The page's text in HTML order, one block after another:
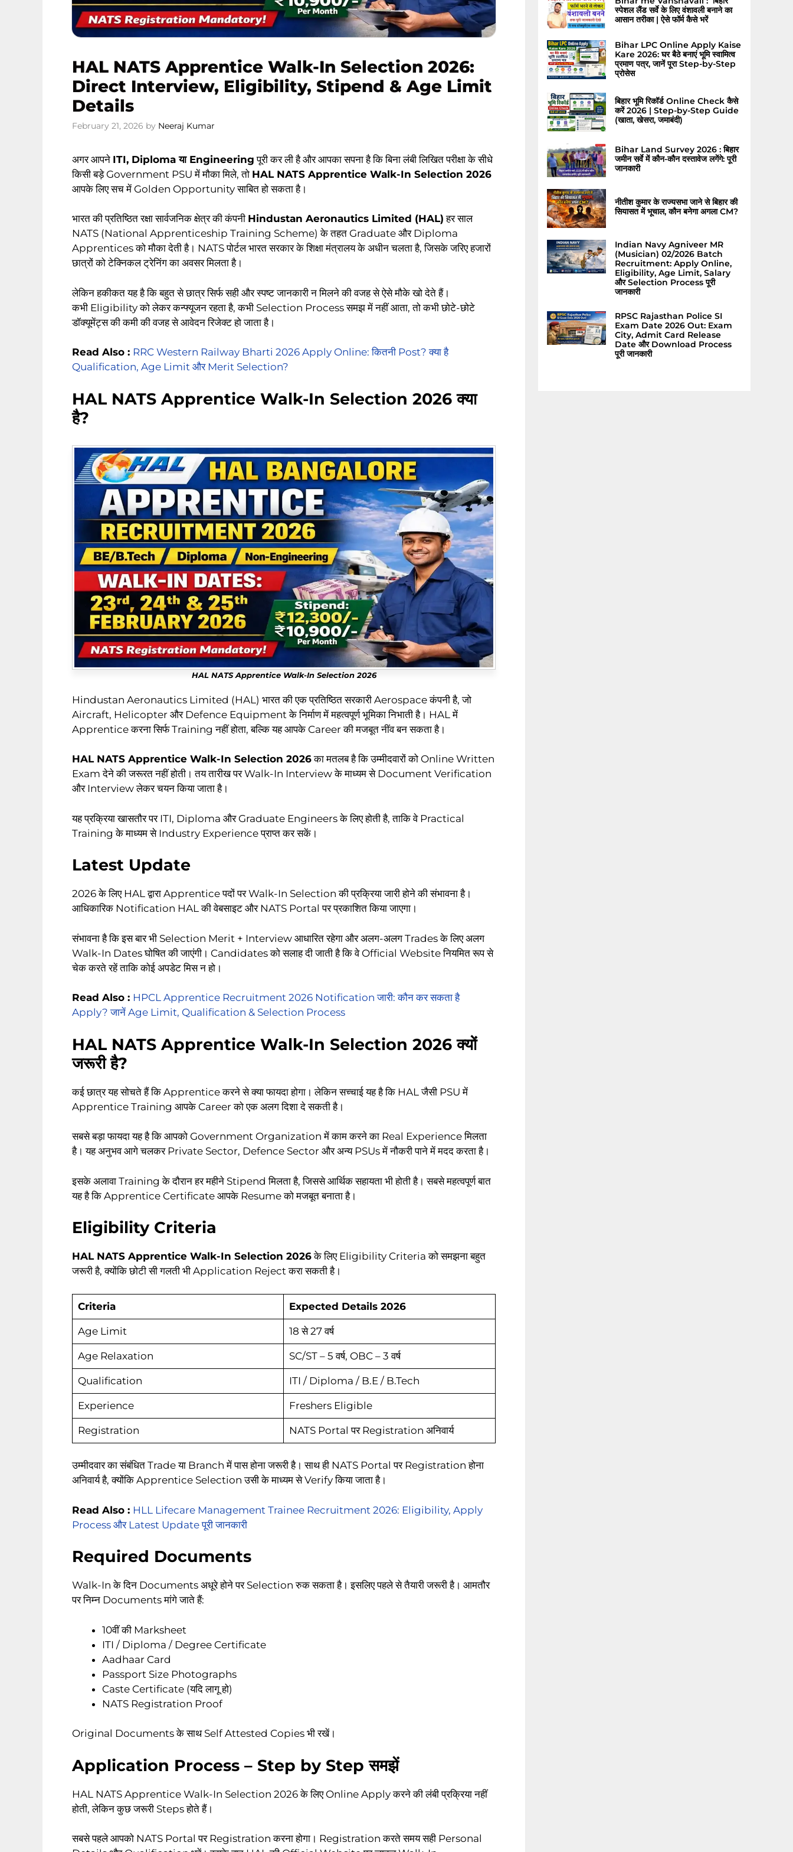
HAL NATS Apprentice Walk-In Selection 2026:
Direct Interview, Eligibility, Stipend & Age Limit
Details
February 21, 2026 by Neeraj Kumar
अगर आपने ITI, Diploma या Engineering पूरी कर ली है और आपका सपना है कि बिना लंबी लिखित परीक्षा के सीधे
किसी बड़े Government PSU में मौका मिले, तो HAL NATS Apprentice Walk-In Selection 2026
आपके लिए सच में Golden Opportunity साबित हो सकता है।
भारत की प्रतिष्ठित रक्षा सार्वजनिक क्षेत्र की कंपनी Hindustan Aeronautics Limited (HAL) हर साल
NATS (National Apprenticeship Training Scheme) के तहत Graduate और Diploma
Apprentices को मौका देती है। NATS पोर्टल भारत सरकार के शिक्षा मंत्रालय के अधीन चलता है, जिसके जरिए हजारों
छात्रों को टेक्निकल ट्रेनिंग का अवसर मिलता है।
लेकिन हकीकत यह है कि बहुत से छात्र सिर्फ सही और स्पष्ट जानकारी न मिलने की वजह से ऐसे मौके खो देते हैं।
कभी Eligibility को लेकर कन्फ्यूजन रहता है, कभी Selection Process समझ में नहीं आता, तो कभी छोटे-छोटे
डॉक्यूमेंट्स की कमी की वजह से आवेदन रिजेक्ट हो जाता है।
Read Also : RRC Western Railway Bharti 2026 Apply Online: कितनी Post? क्या है
Qualification, Age Limit और Merit Selection?
HAL NATS Apprentice Walk-In Selection 2026 क्या
है?
HAL NATS Apprentice Walk-In Selection 2026
Hindustan Aeronautics Limited (HAL) भारत की एक प्रतिष्ठित सरकारी Aerospace कंपनी है, जो
Aircraft, Helicopter और Defence Equipment के निर्माण में महत्वपूर्ण भूमिका निभाती है। HAL में
Apprentice करना सिर्फ Training नहीं होता, बल्कि यह आपके Career की मजबूत नींव बन सकता है।
HAL NATS Apprentice Walk-In Selection 2026का मतलब है कि उम्मीदवारों को Online Written
Exam देने की जरूरत नहीं होती। तय तारीख पर Walk-In Interview के माध्यम से Document Verification
और Interview लेकर चयन किया जाता है।
यह प्रक्रिया खासतौर पर ITI, Diploma और Graduate Engineers के लिए होती है, ताकि वे Practical
Training के माध्यम से Industry Experience प्राप्त कर सकें।
Latest Update
2026 के लिए HAL द्वारा Apprentice पदों पर Walk-In Selection की प्रक्रिया जारी होने की संभावना है।
आधिकारिक Notification HAL की वेबसाइट और NATS Portal पर प्रकाशित किया जाएगा।
संभावना है कि इस बार भी Selection Merit + Interview आधारित रहेगा और अलग-अलग Trades के लिए अलग
Walk-In Dates घोषित की जाएंगी। Candidates को सलाह दी जाती है कि वे Official Website नियमित रूप से
चेक करते रहें ताकि कोई अपडेट मिस न हो।
Read Also : HPCL Apprentice Recruitment 2026 Notification जारी: कौन कर सकता है
Apply? जानें Age Limit, Qualification & Selection Process
HAL NATS Apprentice Walk-In Selection 2026 क्यों
जरूरी है?
कई छात्र यह सोचते हैं कि Apprentice करने से क्या फायदा होगा। लेकिन सच्चाई यह है कि HAL जैसी PSU में
Apprentice Training आपके Career को एक अलग दिशा दे सकती है।
सबसे बड़ा फायदा यह है कि आपको Government Organization में काम करने का Real Experience मिलता
है। यह अनुभव आगे चलकर Private Sector, Defence Sector और अन्य PSUs में नौकरी पाने में मदद करता है।
इसके अलावा Training के दौरान हर महीने Stipend मिलता है, जिससे आर्थिक सहायता भी होती है। सबसे महत्वपूर्ण बात
यह है कि Apprentice Certificate आपके Resume को मजबूत बनाता है।
Eligibility Criteria
HAL NATS Apprentice Walk-In Selection 2026के लिए Eligibility Criteria को समझना बहुत
जरूरी है, क्योंकि छोटी सी गलती भी Application Reject करा सकती है।
Criteria Expected Details 2026
Age Limit 18 से 27 वर्ष
Age Relaxation SC/ST – 5 वर्ष, OBC – 3 वर्ष
Qualification ITI / Diploma / B.E / B.Tech
Experience Freshers Eligible
Registration NATS Portal पर Registration अनिवार्य
उम्मीदवार का संबंधित Trade या Branch में पास होना जरूरी है। साथ ही NATS Portal पर Registration होना
अनिवार्य है, क्योंकि Apprentice Selection उसी के माध्यम से Verify किया जाता है।
Read Also : HLL Lifecare Management Trainee Recruitment 2026: Eligibility, Apply
Process और Latest Update पूरी जानकारी
Required Documents
Walk-In के दिन Documents अधूरे होने पर Selection रुक सकता है। इसलिए पहले से तैयारी जरूरी है। आमतौर
पर निम्न Documents मांगे जाते हैं:
10वीं की Marksheet
ITI / Diploma / Degree Certificate
Aadhaar Card
Passport Size Photographs
Caste Certificate (यदि लागू हो)
NATS Registration Proof
Original Documents के साथ Self Attested Copies भी रखें।
Application Process – Step by Step समझें
HAL NATS Apprentice Walk-In Selection 2026 के लिए Online Apply करने की लंबी प्रक्रिया नहीं
होती, लेकिन कुछ जरूरी Steps होते हैं।
सबसे पहले आपको NATS Portal पर Registration करना होगा। Registration करते समय सही Personal
स्पेशल लैंड सर्वे के लिए वंशावली बनाने का
आसान तरीका | ऐसे फॉर्म कैसे भरें
Bihar LPC Online Apply Kaise
Kare 2026: घर बैठे बनाएं भूमि स्वामित्व
प्रमाण पत्र, जानें पूरा Step-by-Step
प्रोसेस
बिहार भूमि रिकॉर्ड Online Check कैसे
करें 2026 | Step-by-Step Guide
(खाता, खेसरा, जमाबंदी)
Bihar Land Survey 2026 : बिहार
जमीन सर्वे में कौन-कौन दस्तावेज लगेंगे: पूरी
जानकारी
नीतीश कुमार के राज्यसभा जाने से बिहार की
सियासत में भूचाल, कौन बनेगा अगला CM?
Indian Navy Agniveer MR
(Musician) 02/2026 Batch
Recruitment: Apply Online,
Eligibility, Age Limit, Salary
और Selection Process पूरी
जानकारी
RPSC Rajasthan Police SI
Exam Date 2026 Out: Exam
City, Admit Card Release
Date और Download Process
पूरी जानकारी